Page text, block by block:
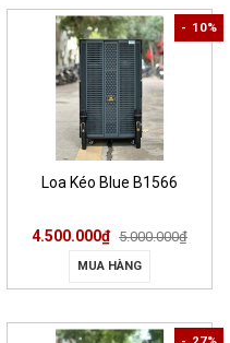
- 10%
Loa Kéo Blue B1566
4.500.000₫ 5.000.000₫
MUA HÀNG